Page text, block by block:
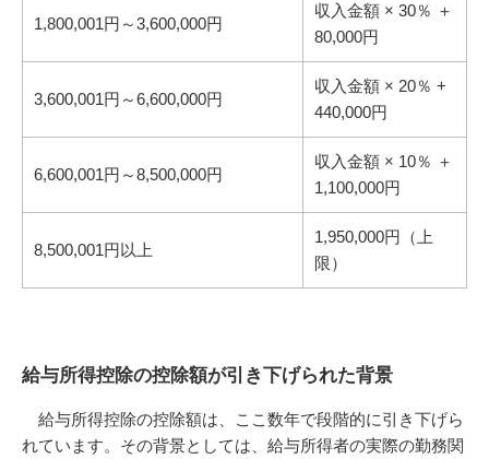
1,800,001円～3,600,000円
収入金額 × 30％ ＋
80,000円
3,600,001円～6,600,000円
収入金額 × 20％ +
440,000円
6,600,001円～8,500,000円
収入金額 × 10％ ＋
1,100,000円
8,500,001円以上
1,950,000円（上
限）
給与所得控除の控除額が引き下げられた背景
給与所得控除の控除額は、ここ数年で段階的に引き下げら
れています。その背景としては、給与所得者の実際の勤務関